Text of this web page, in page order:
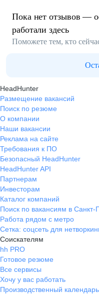
Пока нет отзывов —
работали здесь
Поможете тем, кто
HeadHunter
Размещение вакансий
Поиск по резюме
О компании
Наши вакансии
Реклама на сайте
Требования к ПО
Безопасный HeadHunter
HeadHunter API
Партнерам
Инвесторам
Каталог компаний
Поиск по вакансиям в Санкт-
Работа рядом с метро
Сетка: соцсеть для
Соискателям
hh PRO
Готовое резюме
Все сервисы
Хочу у вас работать
Производственный календарь